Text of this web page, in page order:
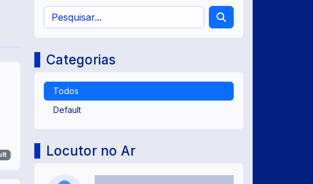
Categorias
Todos
Default
Locutor no Ar